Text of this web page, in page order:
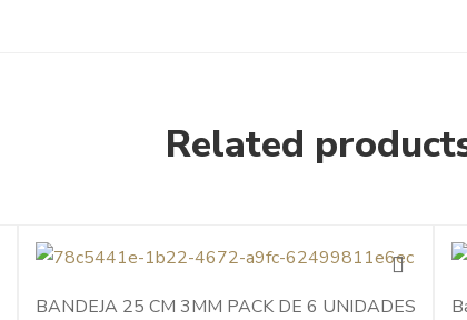
Related
BANDEJA 25 CM 3MM PACK DE 6 UNIDADES